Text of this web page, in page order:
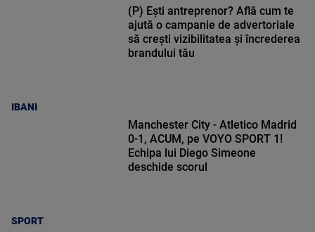
IBANI
(P) Ești antreprenor? Află cum te
ajută o campanie de advertoriale
să crești vizibilitatea și încrederea
brandului tău
SPORT
Manchester City - Atletico Madrid
0-1, ACUM, pe VOYO SPORT 1!
Echipa lui Diego Simeone
deschide scorul